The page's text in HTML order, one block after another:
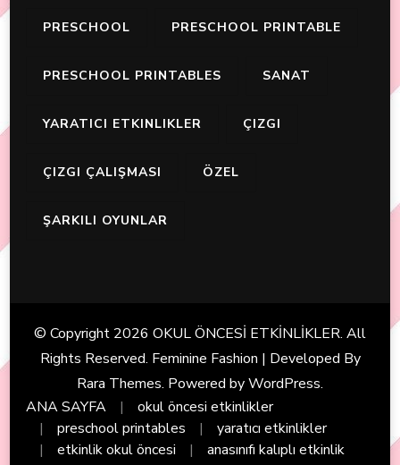
PRESCHOOL PRESCHOOL PRINTABLE
PRESCHOOL PRINTABLES SANAT
YARATICI ETKINLIKLER ÇIZGI
ÇIZGI ÇALIŞMASI ÖZEL
ŞARKILI OYUNLAR
© Copyright 2026 OKUL ÖNCESİ ETKİNLİKLER. All
Rights Reserved. Feminine Fashion | Developed By
Rara Themes. Powered byWordPress.
ANA SAYFA
okul öncesi etkinlikler
preschool printables
yaratıcı etkinlikler
etkinlik okul öncesi
anasınıfı kalıplı etkinlik